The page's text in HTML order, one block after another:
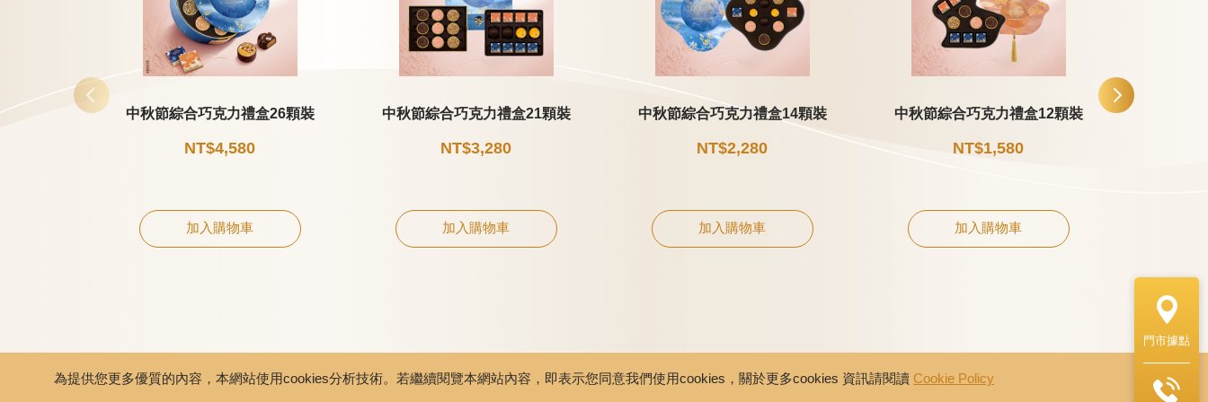
門市據點
中秋節綜合巧克力禮盒26顆裝
NT$4,580
加入購物車
中秋節綜合巧克力禮盒21顆裝
NT$3,280
加入購物車
中秋節綜合巧克力禮盒14顆裝
NT$2,280
加入購物車
中秋節綜合巧克力禮盒12顆裝
NT$1,580
加入購物車
為提供您更多優質的內容，本網站使用cookies分析技術。若繼續閱覽本網站內容，即表示您同意我們使用cookies，關於更多cookies 資訊請閱讀 Cookie Policy